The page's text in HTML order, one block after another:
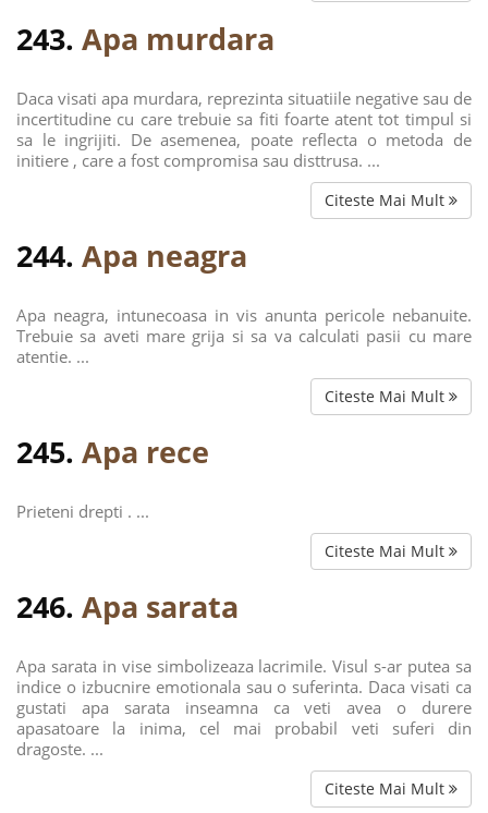
243. Apa murdara
Daca visati apa murdara, reprezinta situatiile negative sau de
incertitudine cu care trebuie sa fiti foarte atent tot timpul si
sa le ingrijiti. De asemenea, poate reflecta o metoda de
initiere , care a fost compromisa sau disttrusa. ...
Citeste Mai Mult
244. Apa neagra
Apa neagra, intunecoasa in vis anunta pericole nebanuite.
Trebuie sa aveti mare grija si sa va calculati pasii cu mare
atentie. ...
Citeste Mai Mult
245. Apa rece
Prieteni drepti . ...
Citeste Mai Mult
246. Apa sarata
Apa sarata in vise simbolizeaza lacrimile. Visul s-ar putea sa
indice o izbucnire emotionala sau o suferinta. Daca visati ca
gustati apa sarata inseamna ca veti avea o durere
apasatoare la inima, cel mai probabil veti suferi din
dragoste. ...
Citeste Mai Mult